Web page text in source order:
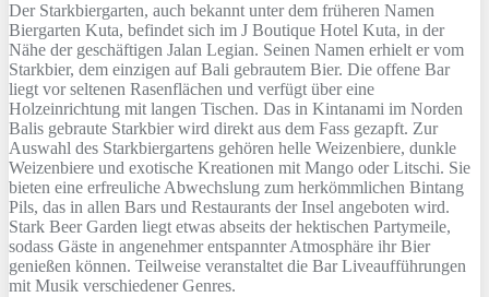
Der Starkbiergarten, auch bekannt unter dem früheren Namen
Biergarten Kuta, befindet sich im J Boutique Hotel Kuta, in der
Nähe der geschäftigen Jalan Legian. Seinen Namen erhielt er vom
Starkbier, dem einzigen auf Bali gebrautem Bier. Die offene Bar
liegt vor seltenen Rasenflächen und verfügt über eine
Holzeinrichtung mit langen Tischen. Das in Kintanami im Norden
Balis gebraute Starkbier wird direkt aus dem Fass gezapft. Zur
Auswahl des Starkbiergartens gehören helle Weizenbiere, dunkle
Weizenbiere und exotische Kreationen mit Mango oder Litschi. Sie
bieten eine erfreuliche Abwechslung zum herkömmlichen Bintang
Pils, das in allen Bars und Restaurants der Insel angeboten wird.
Stark Beer Garden liegt etwas abseits der hektischen Partymeile,
sodass Gäste in angenehmer entspannter Atmosphäre ihr Bier
genießen können. Teilweise veranstaltet die Bar Liveaufführungen
mit Musik verschiedener Genres.